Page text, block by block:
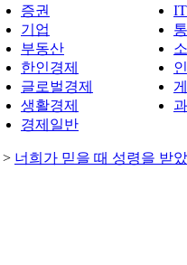
증권
기업
부동산
한인경제
글로벌경제
생활경제
경제일반
> 너희가 믿을 때 성령을 받